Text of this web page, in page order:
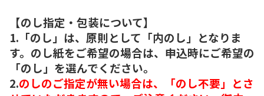
【のし指定・包装について】
1.「のし」は、原則として「内のし」となりま
す。のし紙をご希望の場合は、申込時にご希望の
「のし」を選んでください。
2.のしのご指定が無い場合は、「のし不要」とさ